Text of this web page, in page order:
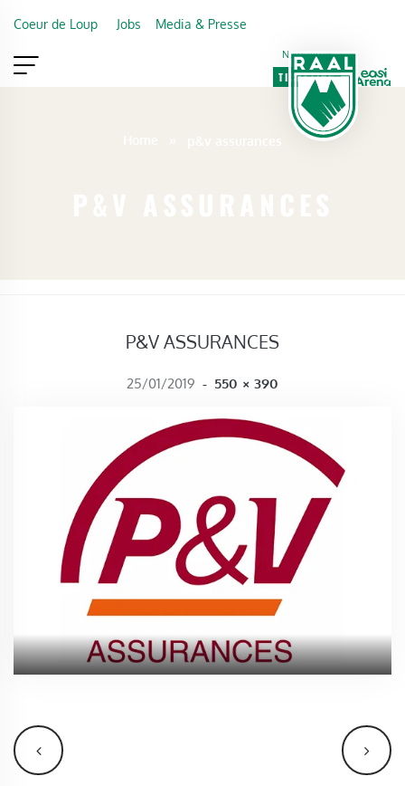
Coeur de Loup Jobs Media & Presse
Newsletter
TICKETING
VIP
FAN SHOP
P&V ASSURANCES
25/01/2019 - FULL SIZE
550 × 390